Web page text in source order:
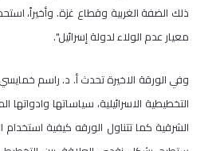
ذلك الضفة الغربية وقطاع غزة. وأخيراً،
معيار عدم الولاء لدولة إسرائيل".
وفي الورقة الاخيرة تحدث أ. د. راسم
التخطيطية الاسرائيلية، سياساتها
الشرقية كما تتناول الورقه كيفية